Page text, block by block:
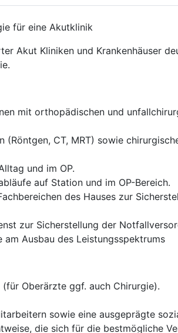
für eine Akutklinik
Akut Kliniken und Krankenhäuser
mit orthopädischen und
CT, MRT) sowie
und im OP.
auf Station und im OP-Bereich.
des Hauses zur
zur Sicherstellung der
Ausbau des Leistungsspektrums
Oberärzte ggf. auch Chirurgie).
sowie eine ausgeprägte
die sich für die bestmögliche